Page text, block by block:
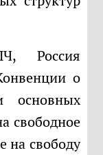
о
основных
свободное
на свободу